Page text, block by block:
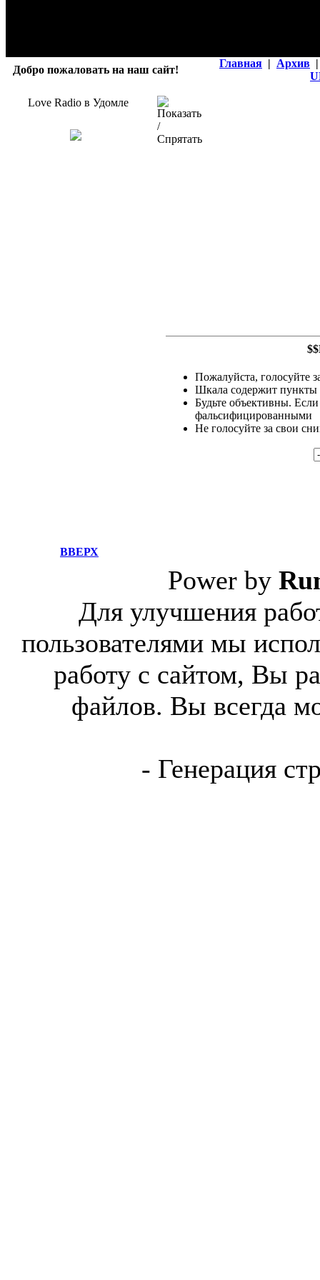
Добро пожаловать на наш сайт!
Главная | Архив |
Love Radio в Удомле
Пожалуйста, голосуйте
Шкала содержит пункты
Будьте объективны.
фальсифицированными
Не голосуйте за свои
ВВЕРХ
Power by
Для улучшения
пользователями мы
работу с сайтом, Вы
файлов. Вы всегда
- Генерация